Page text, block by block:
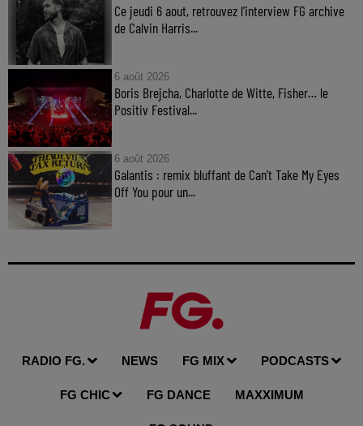
Ce jeudi 6 aout, retrouvez l'interview FG archive
de Calvin Harris...
6 août 2026
Boris Brejcha, Charlotte de Witte, Fisher… le
Positiv Festival...
6 août 2026
Galantis : remix bluffant de Can’t Take My Eyes
Off You pour un...
RADIO FG. NEWS FG MIX PODCASTS
FG CHIC FG DANCE MAXXIMUM